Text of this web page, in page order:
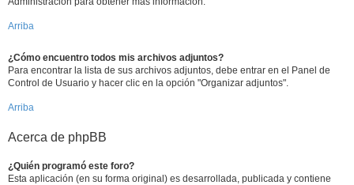
Arriba
¿Cómo encuentro todos mis archivos adjuntos?
Para encontrar la lista de sus archivos adjuntos, debe entrar en el Panel de
Control de Usuario y hacer clic en la opción "Organizar adjuntos".
Arriba
Acerca de phpBB
¿Quién programó este foro?
Esta aplicación (en su forma original) es desarrollada, publicada y contiene